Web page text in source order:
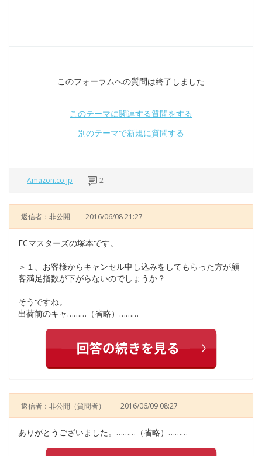
このフォーラムへの質問は終了しました
このテーマに関連する質問をする
別のテーマで新規に質問する
Amazon.co.jp 2
返信者：非公開 2016/06/08 21:27
ECマスターズの塚本です。
＞１、お客様からキャンセル申し込みをしてもらった方が顧
客満足指数が下がらないのでしょうか？
そうですね。
出荷前のキャ………（省略）………
返信者：非公開 （質問者） 2016/06/09 08:27
ありがとうございました。………（省略）………